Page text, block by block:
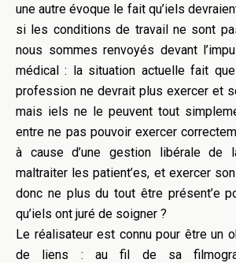
une autre évoque le fait qu’iels
si les conditions de travail ne sont
nous sommes renvoyés devant
médical : la situation actuelle fait
profession ne devrait plus exercer et
mais iels ne le peuvent tout
entre ne pas pouvoir exercer
à cause d’une gestion libérale de
maltraiter les patient’es, et exercer
donc ne plus du tout être présent’e
qu’iels ont juré de soigner ?
Le réalisateur est connu pour être un
de liens : au fil de sa